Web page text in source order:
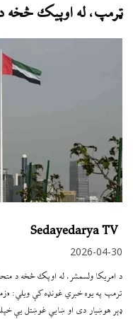
ټرمپ، له اوپیک څخه د
Sedayedarya TV
2026-04-30
د امریکا ولسمشر، له اوپک څخه د
ترمپ په یوه خبري غونډه کې ویلي:
ډېر هوښیار دی او ښايي غوښتل یې